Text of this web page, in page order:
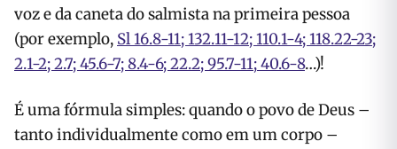
voz e da caneta do salmista na primeira pessoa
(por exemplo, Sl16.8-11; 132.11-12; 110.1-4; 118.22-23;
2.1-2; 2.7; 45.6-7; 8.4-6; 22.2; 95.7-11;40.6-8…)!
É uma fórmula simples: quando o povo de Deus –
tanto individualmente como em um corpo –